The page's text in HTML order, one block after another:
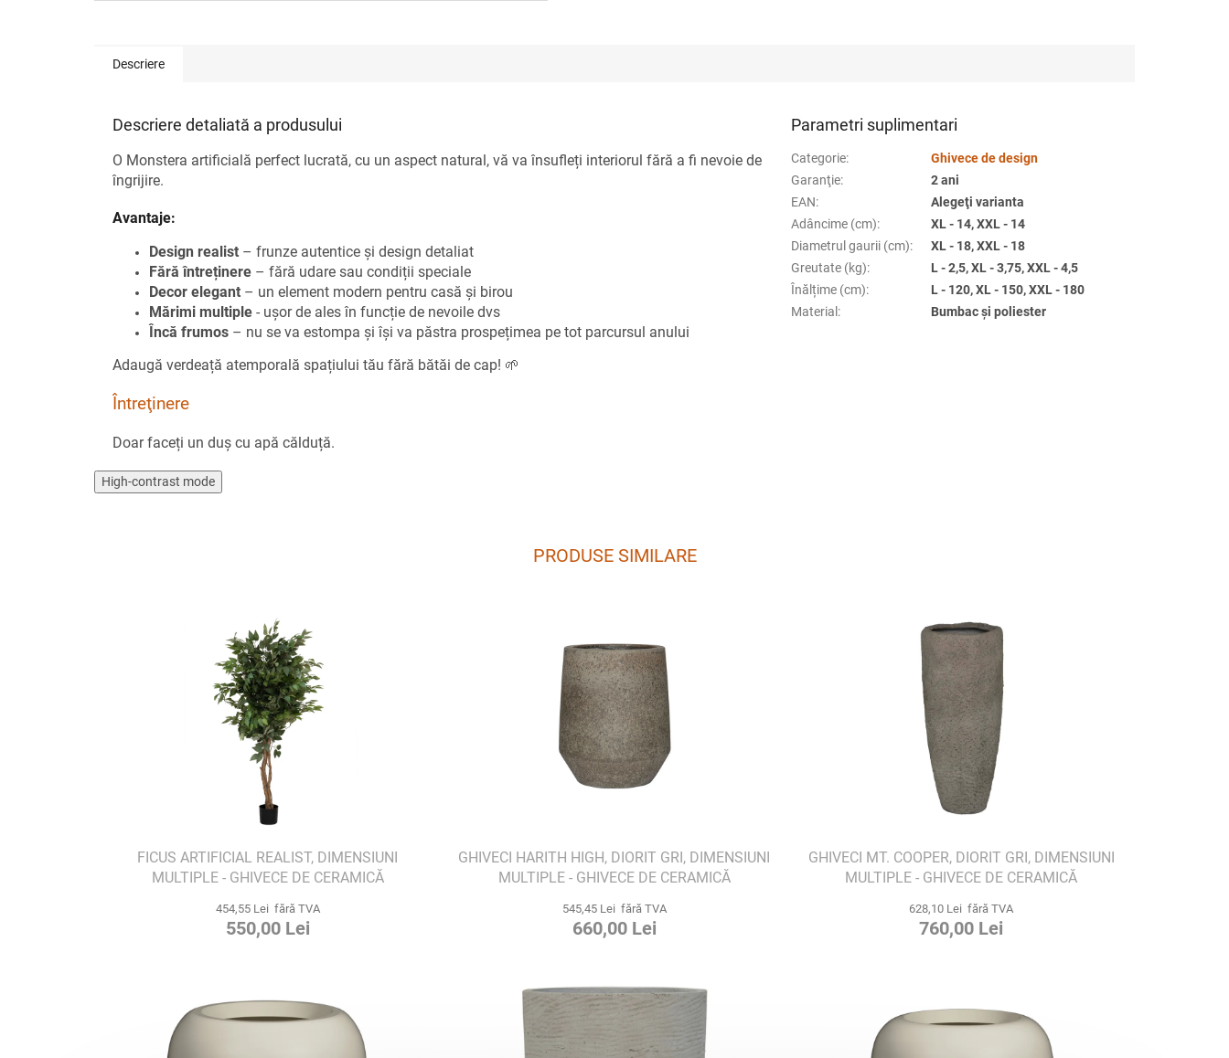
Descriere
Descriere detaliată a produsului
O Monstera artificială perfect lucrată, cu un aspect natural, vă va însufleți interiorul fără a fi nevoie de
îngrijire.
Avantaje:
Design realist – frunze autentice și design detaliat
Fără întreținere – fără udare sau condiții speciale
Decor elegant – un element modern pentru casă și birou
Mărimi multiple - ușor de ales în funcție de nevoile dvs
Încă frumos – nu se va estompa și își va păstra prospețimea pe tot parcursul anului
Adaugă verdeață atemporală spațiului tău fără bătăi de cap! 🌱
Întreţinere
Doar faceți un duș cu apă călduță.
Parametri suplimentari
Categorie:
Ghivece de design
Garanţie:
2 ani
EAN:
Alegeţi varianta
Adâncime (cm):
XL - 14, XXL - 14
Diametrul gaurii (cm):
XL - 18, XXL - 18
Greutate (kg):
L - 2,5, XL - 3,75, XXL - 4,5
Înălțime (cm):
L - 120, XL - 150, XXL - 180
Material : Bumbac și poliester
High-contrast mode
PRODUSE SIMILARE
FICUS ARTIFICIAL REALIST, DIMENSIUNI
MULTIPLE - GHIVECE DE CERAMICĂ
454,55 Lei fără TVA
550,00 Lei
GHIVECI HARITH HIGH, DIORIT GRI, DIMENSIUNI
MULTIPLE - GHIVECE DE CERAMICĂ
545,45 Lei fără TVA
660,00 Lei
GHIVECI MT. COOPER, DIORIT GRI, DIMENSIUNI
MULTIPLE - GHIVECE DE CERAMICĂ
628,10 Lei fără TVA
760,00 Lei